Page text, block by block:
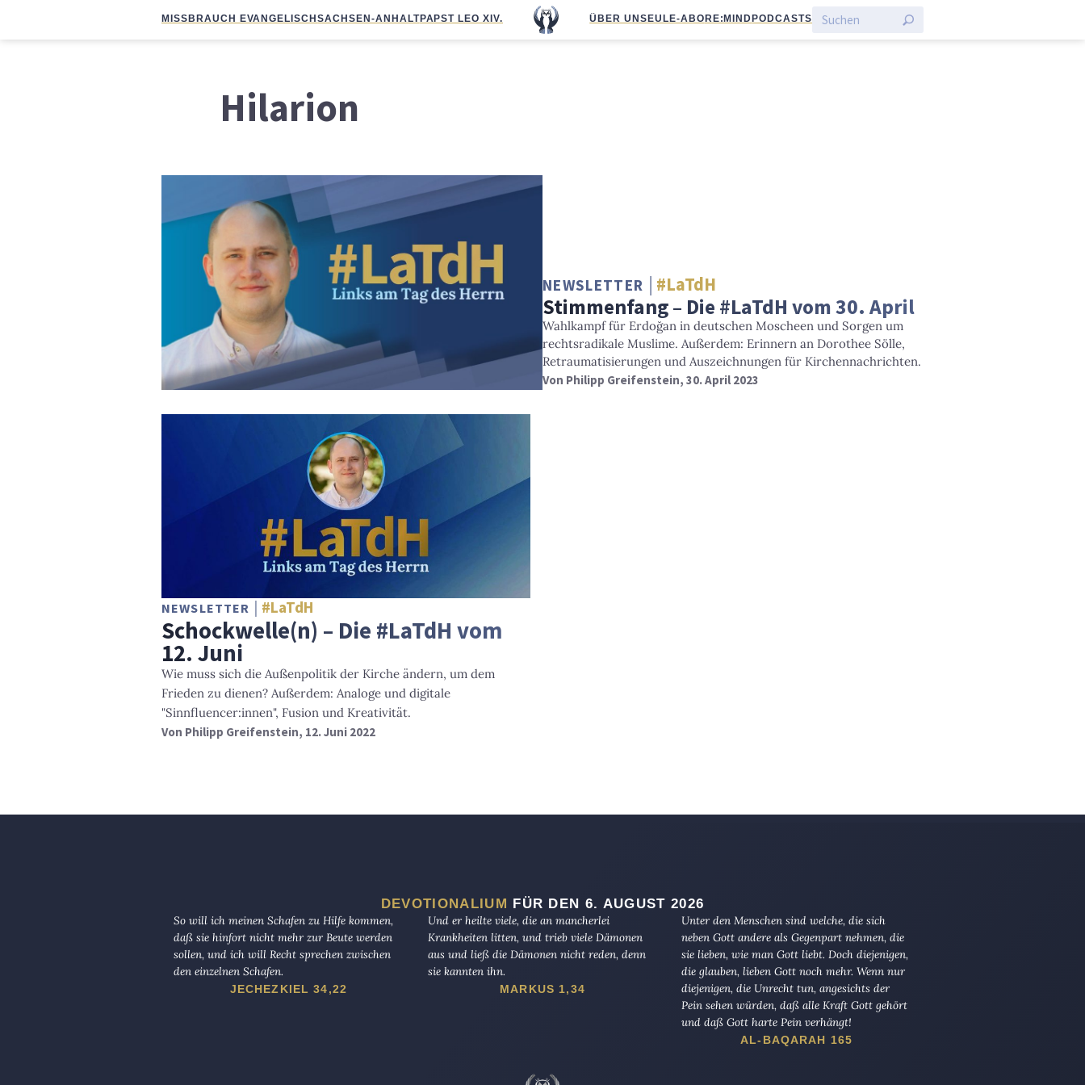
MISSBRAUCH EVANGELISCHSACHSEN-ANHALTPAPST LEO XIV. ÜBER UNS EULE-ABO RE:MIND PODCASTS
Hilarion
NEWSLETTER #LaTdH
Stimmenfang – Die #LaTdH vom 30. April
Wahlkampf für Erdoğan in deutschen Moscheen und Sorgen um
rechtsradikale Muslime. Außerdem: Erinnern an Dorothee Sölle,
Retraumatisierungen und Auszeichnungen für Kirchennachrichten.
Von Philipp Greifenstein, 30. April 2023
NEWSLETTER #LaTdH
Schockwelle(n) – Die #LaTdH vom
12. Juni
Wie muss sich die Außenpolitik der Kirche ändern, um dem
Frieden zu dienen? Außerdem: Analoge und digitale
"Sinnfluencer:innen", Fusion und Kreativität.
Von Philipp Greifenstein, 12. Juni 2022
DEVOTIONALIUM FÜR DEN 6. AUGUST 2026
So will ich meinen Schafen zu Hilfe kommen,
daß sie hinfort nicht mehr zur Beute werden
sollen, und ich will Recht sprechen zwischen
den einzelnen Schafen.
JECHEZKIEL 34,22
Und er heilte viele, die an mancherlei
Krankheiten litten, und trieb viele Dämonen
aus und ließ die Dämonen nicht reden, denn
sie kannten ihn.
MARKUS 1,34
Unter den Menschen sind welche, die sich
neben Gott andere als Gegenpart nehmen, die
sie lieben, wie man Gott liebt. Doch diejenigen,
die glauben, lieben Gott noch mehr. Wenn nur
diejenigen, die Unrecht tun, angesichts der
Pein sehen würden, daß alle Kraft Gott gehört
und daß Gott harte Pein verhängt!
AL-BAQARAH 165